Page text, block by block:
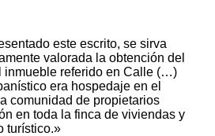
este escrito, se sirva
valorada la obtención del
inmueble referido en Calle (…)
era hospedaje en el
comunidad de propietarios
en toda la finca de viviendas y
turístico.»